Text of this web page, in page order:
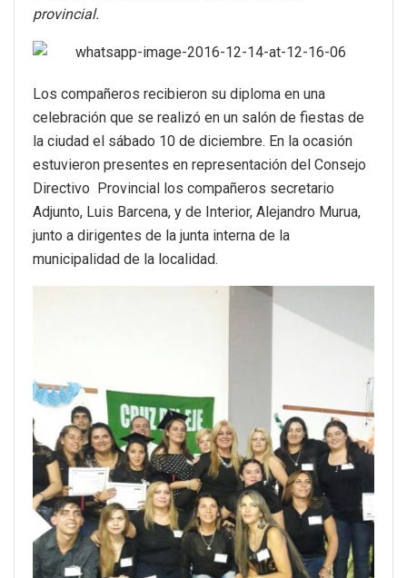
provincial.
Los compañeros recibieron su diploma en una
celebración que se realizó en un salón de fiestas de
la ciudad el sábado 10 de diciembre. En la ocasión
estuvieron presentes en representación del Consejo
Directivo Provincial los compañeros secretario
Adjunto, Luis Barcena, y de Interior, Alejandro Murua,
junto a dirigentes de la junta interna de la
municipalidad de la localidad.